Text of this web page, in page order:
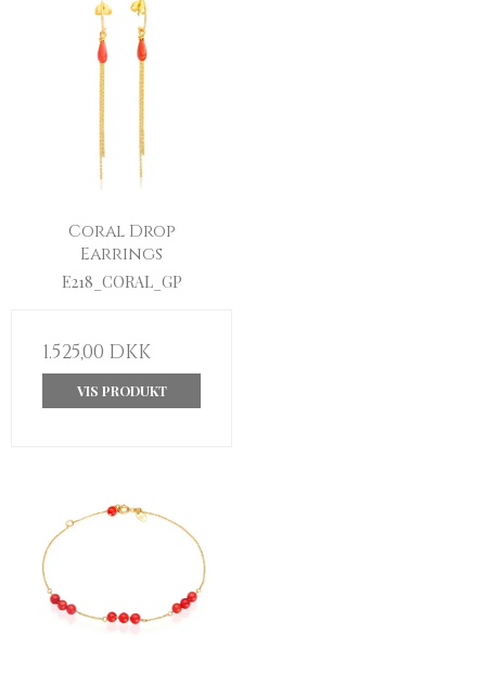
Coral Drop
Earrings
E218_CORAL_GP
1.525,00 DKK
VIS PRODUKT